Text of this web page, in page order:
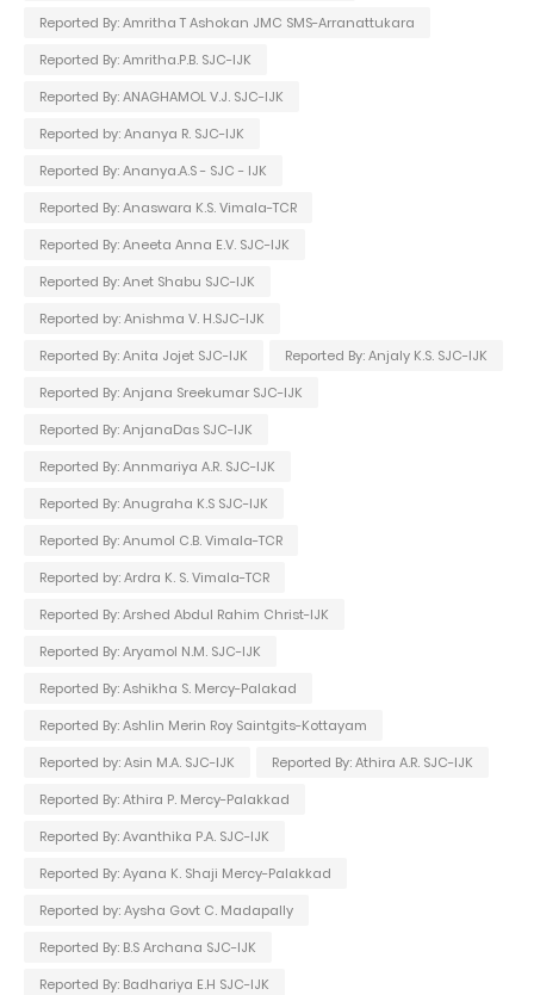
Reported By: Amritha T Ashokan JMC SMS-Arranattukara
Reported By: Amritha.P.B. SJC-IJK
Reported By: ANAGHAMOL V.J. SJC-IJK
Reported by: Ananya R. SJC-IJK
Reported By: Ananya.A.S - SJC - IJK
Reported By: Anaswara K.S. Vimala-TCR
Reported By: Aneeta Anna E.V. SJC-IJK
Reported By: Anet Shabu SJC-IJK
Reported by: Anishma V. H.SJC-IJK
Reported By: Anita Jojet SJC-IJK
Reported By: Anjaly K.S. SJC-IJK
Reported By: Anjana Sreekumar SJC-IJK
Reported By: AnjanaDas SJC-IJK
Reported By: Annmariya A.R. SJC-IJK
Reported By: Anugraha K.S SJC-IJK
Reported By: Anumol C.B. Vimala-TCR
Reported by: Ardra K. S. Vimala-TCR
Reported By: Arshed Abdul Rahim Christ-IJK
Reported By: Aryamol N.M. SJC-IJK
Reported By: Ashikha S. Mercy-Palakad
Reported By: Ashlin Merin Roy Saintgits-Kottayam
Reported by: Asin M.A. SJC-IJK
Reported By: Athira A.R. SJC-IJK
Reported By: Athira P. Mercy-Palakkad
Reported By: Avanthika P.A. SJC-IJK
Reported By: Ayana K. Shaji Mercy-Palakkad
Reported by: Aysha Govt C. Madapally
Reported By: B.S Archana SJC-IJK
Reported By: Badhariya E.H SJC-IJK